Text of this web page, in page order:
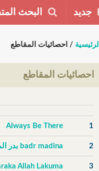
جديد البحث
الرئيسية / احصائيات المقاطع
احصائيات المقاطع
1
Always Be There
2 badr madina بدر المدينة
3
Allah Lakuma